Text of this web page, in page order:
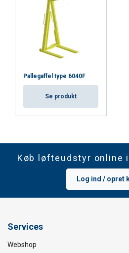
Pallegaffel type 6040F
Se produkt
Køb løfteudstyr online
Log ind / opret
Services
Webshop